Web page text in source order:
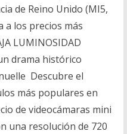
de Reino Unido (MI5,
a los precios más
LUMINOSIDAD
drama histórico
Descubre el
más populares en
de videocámaras mini
una resolución de 720